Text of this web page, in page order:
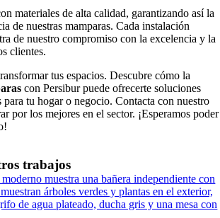
materiales de alta calidad, garantizando así la
de nuestras mamparas. Cada instalación
de nuestro compromiso con la excelencia y la
clientes.
tus espacios. Descubre cómo la
con Persibur puede ofrecerte soluciones
para tu hogar o negocio. Contacta con nuestro
por los mejores en el sector. ¡Esperamos poder
trabajos